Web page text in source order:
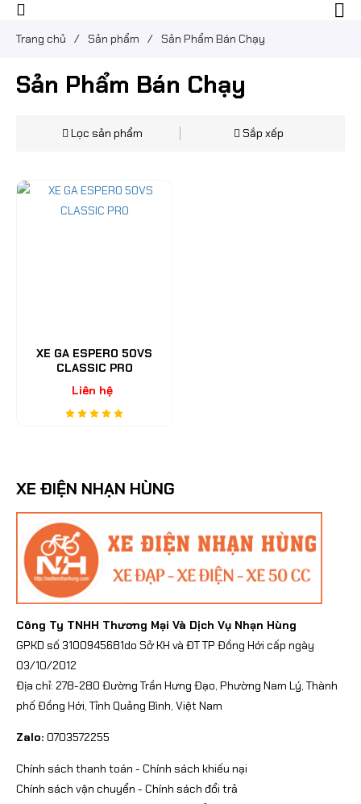
Trang chủ / Sản phẩm / Sản Phẩm Bán Chạy
Sản Phẩm Bán Chạy
Lọc sản phẩm Sắp xếp
XE GA ESPERO 50VS
CLASSIC PRO
Liên hệ
XE ĐIỆN NHẠN HÙNG
Công Ty TNHH Thương Mại Và Dịch Vụ Nhạn Hùng
GPKD số 3100945681do Sở KH và ĐT TP Đồng Hới cấp ngày
03/10/2012
Địa chỉ: 278-280 Đường Trần Hưng Đạo, Phường Nam Lý, Thành
phố Đồng Hới, Tỉnh Quảng Bình, Việt Nam
Zalo: 0703572255
Chính sách thanh toán - Chính sách khiếu nại
Chính sách vận chuyển - Chính sách đổi trả